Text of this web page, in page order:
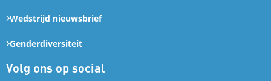
Wedstrijd nieuwsbrief
Genderdiversiteit
Volg ons op social